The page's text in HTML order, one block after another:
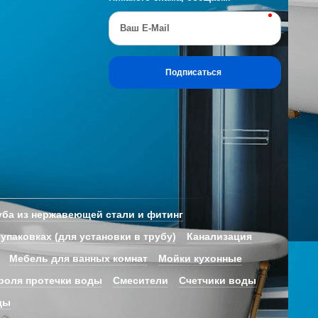
Ваш E-Mail
Подписаться
из нержавеющей стали и фитинг
(для установки в трубу)
Канализация
Мебель для ванных комнат
Мойки кухонные
протечки воды
Смесители
Счетчики воды